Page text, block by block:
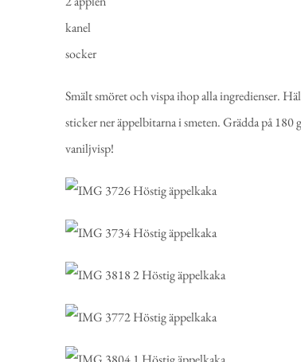
kanel
socker
Smält smöret och vispa ihop alla ingredienser.
sticker ner äppelbitarna i smeten. Grädda på 180
vaniljvisp!